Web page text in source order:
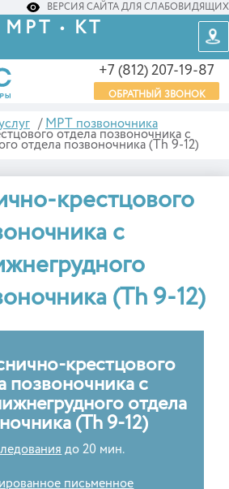
ВЕРСИЯ САЙТА ДЛЯ СЛАБОВИДЯЩИХ
МРТ • КТ
+7 (812) 207-19-87
ОБРАТНЫЙ ЗВОНОК
/ МРТ позвоночника
отдела позвоночника с
отдела позвоночника (Th 9-12)
крестцового
с
(Th 9-12)
крестцового
позвоночника с
отдела
(Th 9-12)
до 20 мин.
письменное